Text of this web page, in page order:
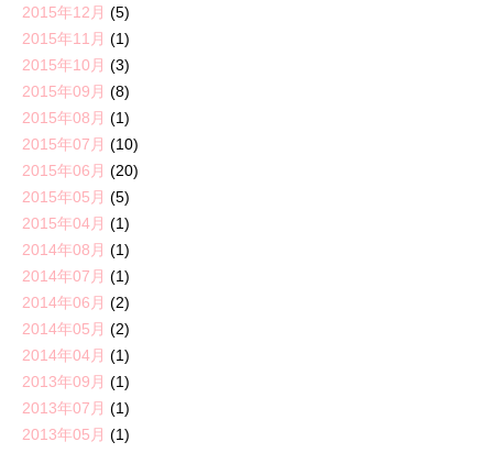
2015年12月 (5)
2015年11月 (1)
2015年10月 (3)
2015年09月 (8)
2015年08月 (1)
2015年07月 (10)
2015年06月 (20)
2015年05月 (5)
2015年04月 (1)
2014年08月 (1)
2014年07月 (1)
2014年06月 (2)
2014年05月 (2)
2014年04月 (1)
2013年09月 (1)
2013年07月 (1)
2013年05月 (1)